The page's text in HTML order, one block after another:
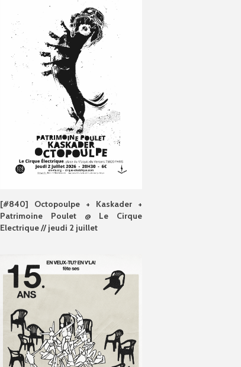
[#840] Octopoulpe + Kaskader +
Patrimoine Poulet @ Le Cirque
Electrique // jeudi 2 juillet